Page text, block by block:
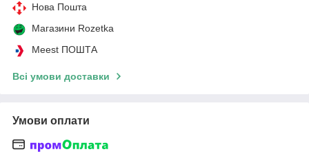
Нова Пошта
Магазини Rozetka
Meest ПОШТА
Всі умови доставки
Умови оплати